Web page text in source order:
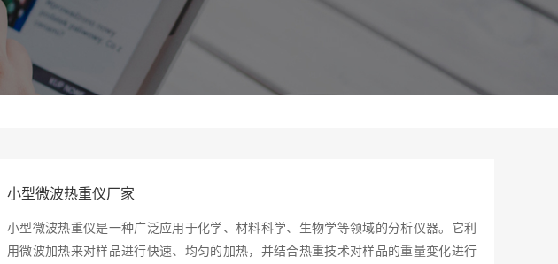
小型微波热重仪厂家
小型微波热重仪是一种广泛应用于化学、材料科学、生物学等领域的分析仪器。它利
用微波加热来对样品进行快速、均匀的加热，并结合热重技术对样品的重量变化进行